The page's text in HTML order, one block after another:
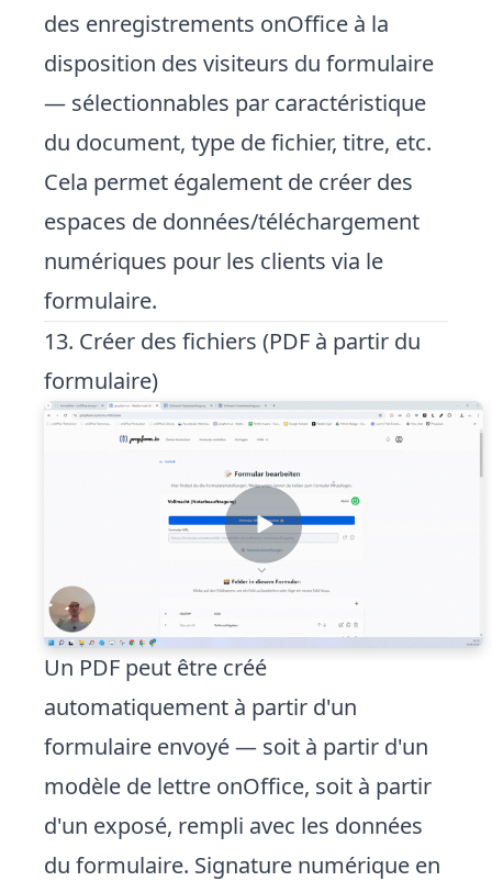
des enregistrements onOffice à la
disposition des visiteurs du formulaire
— sélectionnables par caractéristique
du document, type de fichier, titre, etc.
Cela permet également de créer des
espaces de données/téléchargement
numériques pour les clients via le
formulaire.
13. Créer des fichiers (PDF à partir du
formulaire)
Un PDF peut être créé
automatiquement à partir d'un
formulaire envoyé — soit à partir d'un
modèle de lettre onOffice, soit à partir
d'un exposé, rempli avec les données
du formulaire. Signature numérique en